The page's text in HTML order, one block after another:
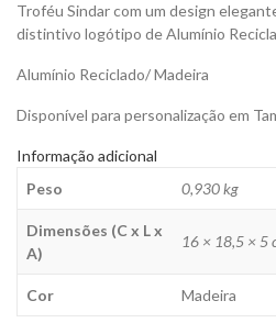
Troféu Sindar com um design
distintivo logótipo de Alumínio
Alumínio Reciclado/ Madeira
Disponível para personalização em
Informação adicional
Peso
0,930 kg
Dimensões (C x L x
A)
16 × 18,5 × 5
Cor Madeira